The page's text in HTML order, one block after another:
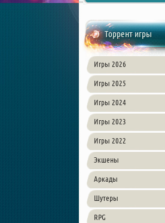
Торрент игры
Игры 2026
Игры 2025
Игры 2024
Игры 2023
Игры 2022
Экшены
Аркады
Шутеры
RPG